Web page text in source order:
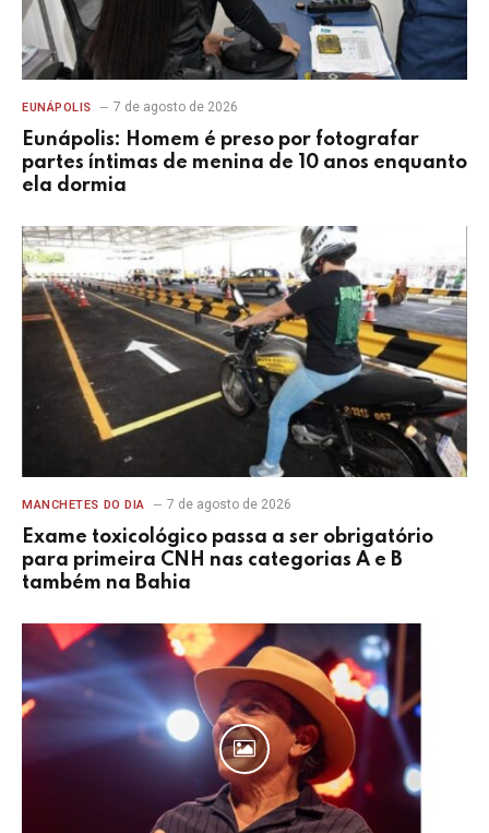
EUNÁPOLIS 7 de agosto de 2026
Eunápolis: Homem é preso por fotografar
partes íntimas de menina de 10 anos enquanto
ela dormia
MANCHETES DO DIA 7 de agosto de 2026
Exame toxicológico passa a ser obrigatório
para primeira CNH nas categorias A e B
também na Bahia